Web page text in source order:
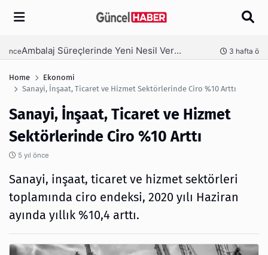
Arama
Ambalaj Süreçlerinde Yeni Nesil Verimliliği Olimpack ile Yakalayın 3 hafta önce
Home
Ekonomi
Sanayi, İnşaat, Ticaret ve Hizmet Sektörlerinde Ciro %10 Arttı
Sanayi, İnşaat, Ticaret ve Hizmet
Sektörlerinde Ciro %10 Arttı
5 yıl önce
Sanayi, inşaat, ticaret ve hizmet sektörleri
toplamında ciro endeksi, 2020 yılı Haziran
ayında yıllık %10,4 arttı.